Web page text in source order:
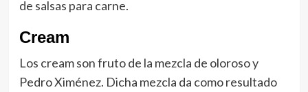
de salsas para carne.
Cream
Los cream son fruto de la mezcla de oloroso y
Pedro Ximénez. Dicha mezcla da como resultado